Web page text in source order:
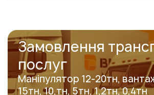
Замовлення
послуг
Маніпулятор 12-20тн,
15тн, 10,тн, 5тн, 1,2тн, 0,4тн